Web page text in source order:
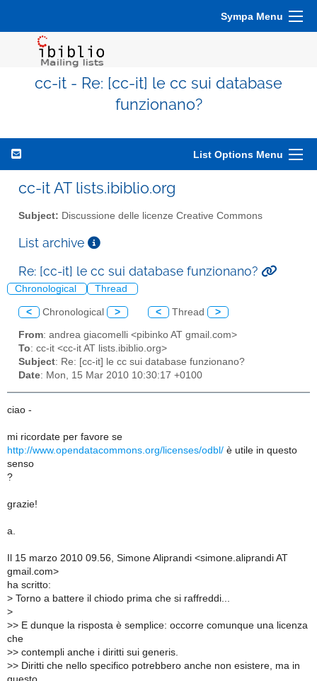
Sympa Menu
cc-it - Re: [cc-it] le cc sui database
funzionano?
List Options Menu
cc-it AT lists.ibiblio.org
Subject: Discussione delle licenze Creative Commons
List archive
Re: [cc-it] le cc sui database funzionano?
Chronological Thread
< Chronological > < Thread >
From: andrea giacomelli <pibinko AT gmail.com>
To: cc-it <cc-it AT lists.ibiblio.org>
Subject: Re: [cc-it] le cc sui database funzionano?
Date: Mon, 15 Mar 2010 10:30:17 +0100
ciao -
mi ricordate per favore se
http://www.opendatacommons.org/licenses/odbl/ è utile in questo
senso
?
grazie!
a.
Il 15 marzo 2010 09.56, Simone Aliprandi <simone.aliprandi AT
gmail.com>
ha scritto:
> Torno a battere il chiodo prima che si raffreddi...
>
>> E dunque la risposta è semplice: occorre comunque una licenza
che
>> contempli anche i diritti sui generis.
>> Diritti che nello specifico potrebbero anche non esistere, ma in